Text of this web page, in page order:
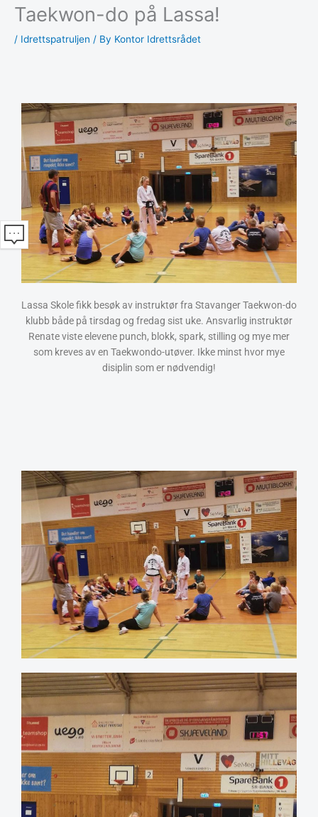
Taekwon-do på Lassa!
/ Idrettspatruljen / By Kontor Idrettsrådet
Lassa Skole fikk besøk av instruktør fra Stavanger Taekwon-do
klubb både på tirsdag og fredag sist uke. Ansvarlig instruktør
Renate viste elevene punch, blokk, spark, stilling og mye mer
som kreves av en Taekwondo-utøver. Ikke minst hvor mye
disiplin som er nødvendig!